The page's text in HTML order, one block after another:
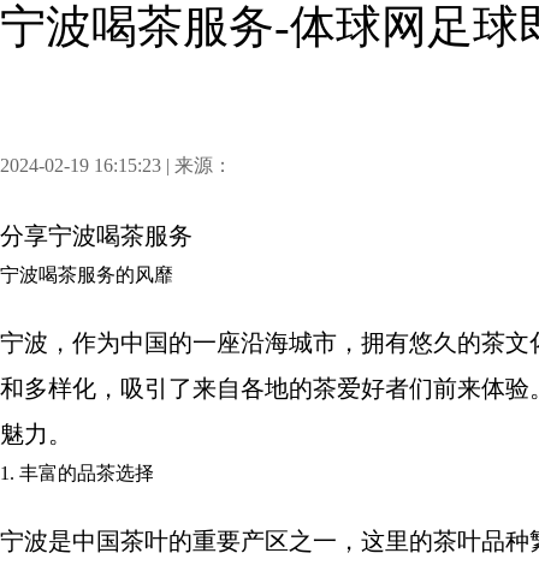
宁波喝茶服务-体球网足球
2024-02-19 16:15:23 | 来源：
分享宁波喝茶服务
宁波喝茶服务的风靡
宁波，作为中国的一座沿海城市，拥有悠久的茶
和多样化，吸引了来自各地的茶爱好者们前来体
魅力。
1. 丰富的品茶选择
宁波是中国茶叶的重要产区之一，这里的茶叶品